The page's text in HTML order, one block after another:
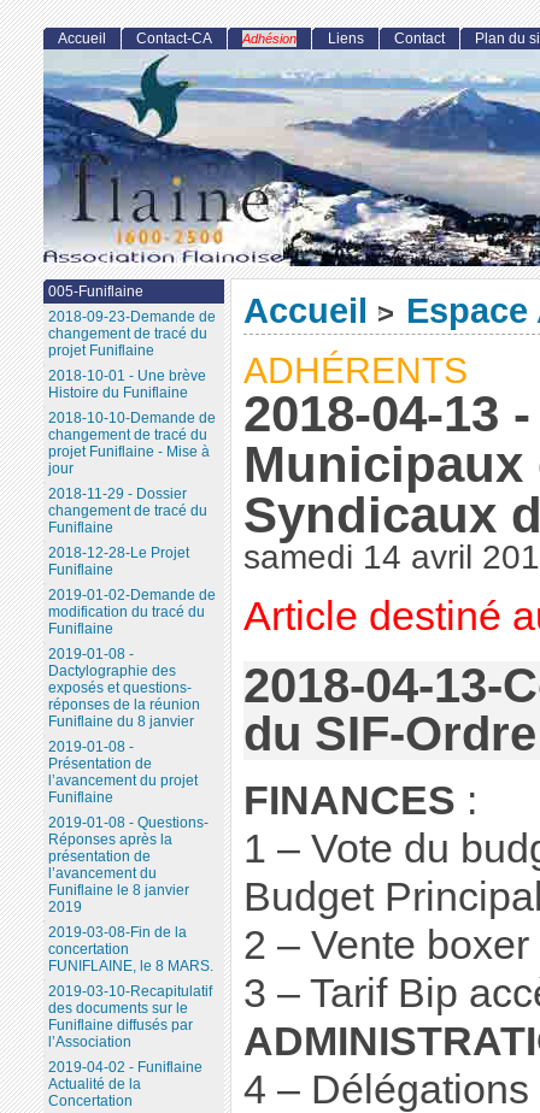
Accueil >
ADHÉRENTS
2018-04-13
Municipaux
Syndicaux
samedi 14 avril
Article destiné
2018-04-13-
du SIF-
FINANCES :
1 – Vote du
Budget
2 – Vente
3 – Tarif Bip
4 –
Accueil Contact-CA Adhésion Liens Contact Plan du
005-Funiflaine
2018-09-23-Demande de
changement de tracé du
projet Funiflaine
2018-10-01 - Une brève
Histoire du Funiflaine
2018-10-10-Demande de
changement de tracé du
projet Funiflaine - Mise à
jour
2018-11-29 - Dossier
changement de tracé du
Funiflaine
2018-12-28-Le Projet
Funiflaine
2019-01-02-Demande de
modification du tracé du
Funiflaine
2019-01-08 -
Dactylographie des
exposés et questions-
réponses de la réunion
Funiflaine du 8 janvier
2019-01-08 -
Présentation de
l’avancement du projet
Funiflaine
2019-01-08 - Questions-
Réponses après la
présentation de
l’avancement du
Funiflaine le 8 janvier
2019
2019-03-08-Fin de la
concertation
FUNIFLAINE, le 8 MARS.
2019-03-10-Recapitulatif
des documents sur le
Funiflaine diffusés par
l’Association
2019-04-02 - Funiflaine
Actualité de la
Concertation